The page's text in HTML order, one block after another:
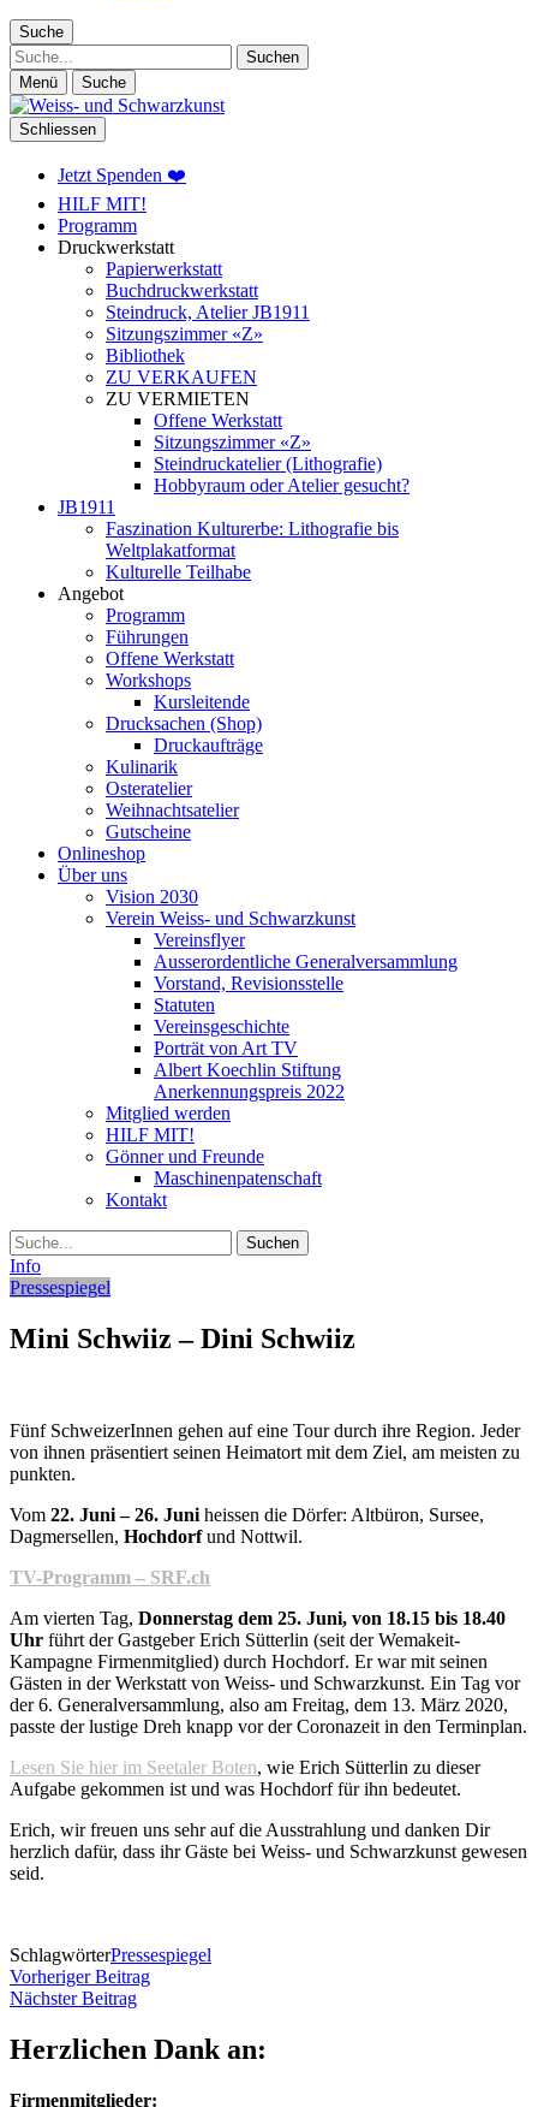
Suche
Suche
Menü Suche
Schliessen
Jetzt Spenden ❤️
HILF MIT!
Programm
Druckwerkstatt
Papierwerkstatt
Buchdruckwerkstatt
Steindruck, Atelier JB1911
Sitzungszimmer «Z»
Bibliothek
ZU VERKAUFEN
ZU VERMIETEN
Offene Werkstatt
Sitzungszimmer «Z»
Steindruckatelier (Lithografie)
Hobbyraum oder Atelier gesucht?
JB1911
Faszination Kulturerbe: Lithografie bis
Weltplakatformat
Kulturelle Teilhabe
Angebot
Programm
Führungen
Offene Werkstatt
Workshops
Kursleitende
Drucksachen (Shop)
Druckaufträge
Kulinarik
Osteratelier
Weihnachtsatelier
Gutscheine
Onlineshop
Über uns
Vision 2030
Verein Weiss- und Schwarzkunst
Vereinsflyer
Ausserordentliche Generalversammlung
Vorstand, Revisionsstelle
Statuten
Vereinsgeschichte
Porträt von Art TV
Albert Koechlin Stiftung
Anerkennungspreis 2022
Mitglied werden
HILF MIT!
Gönner und Freunde
Maschinenpatenschaft
Kontakt
Suche
Info
Pressespiegel
Mini Schwiiz – Dini Schwiiz
Fünf SchweizerInnen gehen auf eine Tour durch ihre Region. Jeder
von ihnen präsentiert seinen Heimatort mit dem Ziel, am meisten zu
punkten.
Vom 22. Juni – 26. Juni heissen die Dörfer: Altbüron, Sursee,
Dagmersellen, Hochdorfund Nottwil.
TV-Programm – SRF.ch
Am vierten Tag, Donnerstag dem 25. Juni, von 18.15 bis 18.40
Uhr führt der Gastgeber Erich Sütterlin (seit der Wemakeit-
Kampagne Firmenmitglied) durch Hochdorf. Er war mit seinen
Gästen in der Werkstatt von Weiss- und Schwarzkunst. Ein Tag vor
der 6. Generalversammlung, also am Freitag, dem 13. März 2020,
passte der lustige Dreh knapp vor der Coronazeit in den Terminplan.
Lesen Sie hier im Seetaler Boten, wie Erich Sütterlin zu dieser
Aufgabe gekommen ist und was Hochdorf für ihn bedeutet.
Erich, wir freuen uns sehr auf die Ausstrahlung und danken Dir
herzlich dafür, dass ihr Gäste bei Weiss- und Schwarzkunst gewesen
seid.
SchlagwörterPressespiegel
Beitragsnavigation
Vorheriger BeitragVorheriger
Nächster BeitragNächster
Herzlichen Dank an:
Firmenmitglieder: